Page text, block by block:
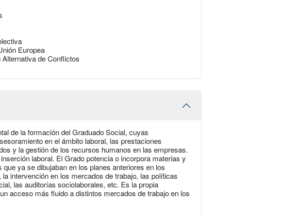
Europea
de Conflictos
de la formación del Graduado Social, cuyas
en el ámbito laboral, las prestaciones
y la gestión de los recursos humanos en las empresas.
laboral. El Grado potencia o incorpora materias y
ya se dibujaban en los planes anteriores en los
intervención en los mercados de trabajo, las políticas
las auditorías sociolaborales, etc. Es la propia
acceso más fluido a distintos mercados de trabajo en los